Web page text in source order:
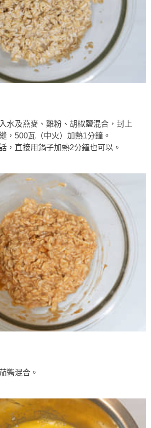
水及燕麥、雞粉、胡椒鹽混合，封上
，500瓦（中火）加熱1分鐘。
，直接用鍋子加熱2分鐘也可以。
醬混合。